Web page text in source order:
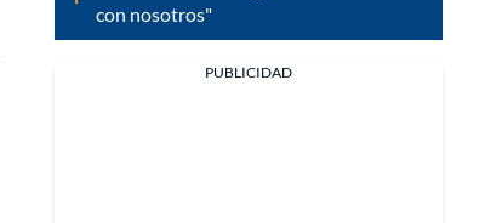
con nosotros"
PUBLICIDAD